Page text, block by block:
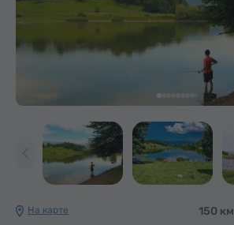
На карте 150 км